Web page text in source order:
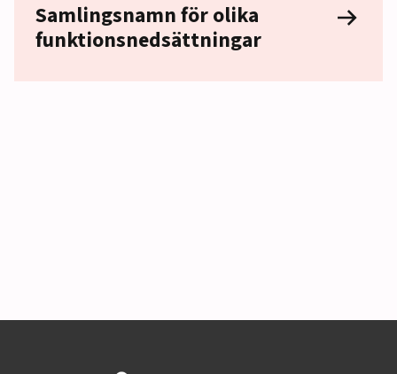
Samlingsnamn för olika
funktionsnedsättningar